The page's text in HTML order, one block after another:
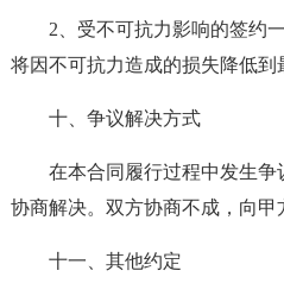
2、受不可抗力影响的签约
将因不可抗力造成的损失降低到
十、争议解决方式
在本合同履行过程中发生
协商解决。双方协商不成，向甲
十一、其他约定